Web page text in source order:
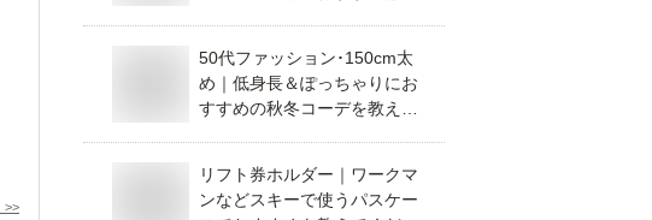
>>
50代ファッション･150cm太
め｜低身長＆ぽっちゃりにお
すすめの秋冬コーデを教えて
リフト券ホルダー｜ワークマ
ンなどスキーで使うパスケー